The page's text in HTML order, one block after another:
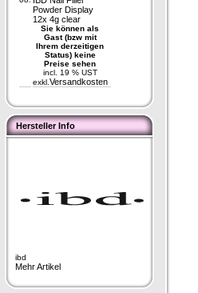
Powder Display
12x 4g clear
Sie können als
Gast (bzw mit
Ihrem derzeitigen
Status) keine
Preise sehen
incl. 19 % UST
exkl. Versandkosten
Hersteller Info
ibd
Mehr Artikel